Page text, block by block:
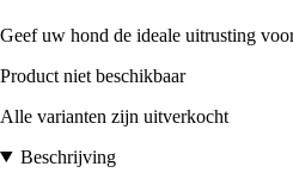
Geef uw hond de ideale uitrusting
Product niet beschikbaar
Alle varianten zijn uitverkocht
Beschrijving